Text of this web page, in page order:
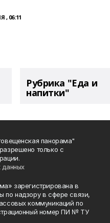
, 06:11
Рубрика "Еда и
напитки"
панорама"
только с
данных
зарегистрирована в
по надзору в сфере связи,
коммуникаций по
номер ПИ № ТУ